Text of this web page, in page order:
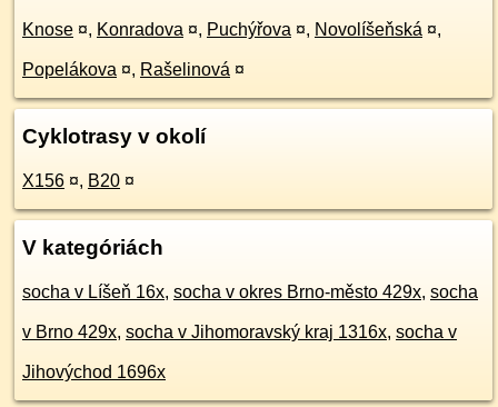
Knose ¤, Konradova ¤, Puchýřova ¤, Novolíšeňská ¤,
Popelákova ¤, Rašelinová ¤
Cyklotrasy v okolí
X156 ¤, B20 ¤
V kategóriách
socha v Líšeň 16x, socha v okres Brno-město 429x, socha
v Brno 429x, socha v Jihomoravský kraj 1316x, socha v
Jihovýchod 1696x